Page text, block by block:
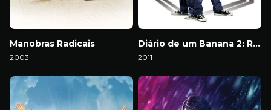
Manobras Radicais
2003
Diário de um Banana 2: Rodrick é o Cara
2011